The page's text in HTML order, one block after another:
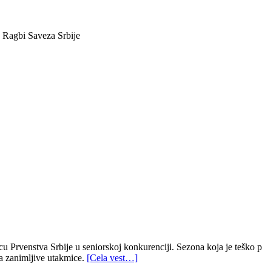
Saveza Srbije
Prvenstva Srbije u seniorskoj konkurenciji. Sezona koja je
zanimljive utakmice. [Cela vest…]